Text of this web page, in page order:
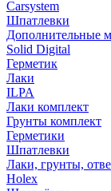
Carsystem
Шпатлевки
Дополнительные
Solid Digital
Герметик
Лаки
ILPA
Лаки комплект
Грунты комплект
Герметики
Шпатлевки
Лаки, грунты,
Holex